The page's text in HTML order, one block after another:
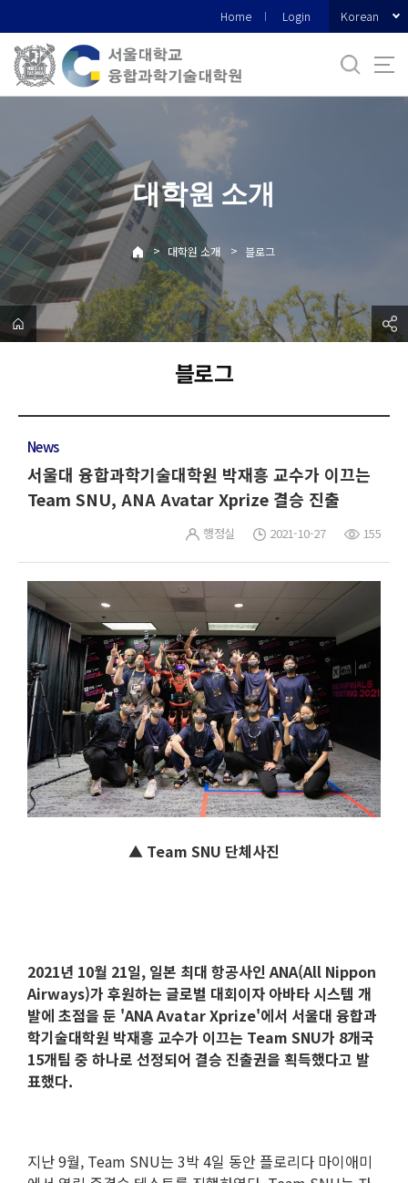
로
메
Home Login Korean
대학원 소개
> 대학원 소개 > 블로그
블로그
News
서울대 융합과학기술대학원 박재흥 교수가 이끄는
Team SNU, ANA Avatar Xprize 결승 진출
행정실 2021-10-27 155
▲ Team SNU 단체사진
2021년 10월 21일, 일본 최대 항공사인 ANA(All Nippon
Airways)가 후원하는 글로벌 대회이자 아바타 시스템 개
발에 초점을 둔 'ANA Avatar Xprize'에서 서울대 융합과
학기술대학원 박재흥 교수가 이끄는 Team SNU가 8개국
15개팀 중 하나로 선정되어 결승 진출권을 획득했다고 발
표했다.
지난 9월, Team SNU는 3박 4일 동안 플로리다 마이애미